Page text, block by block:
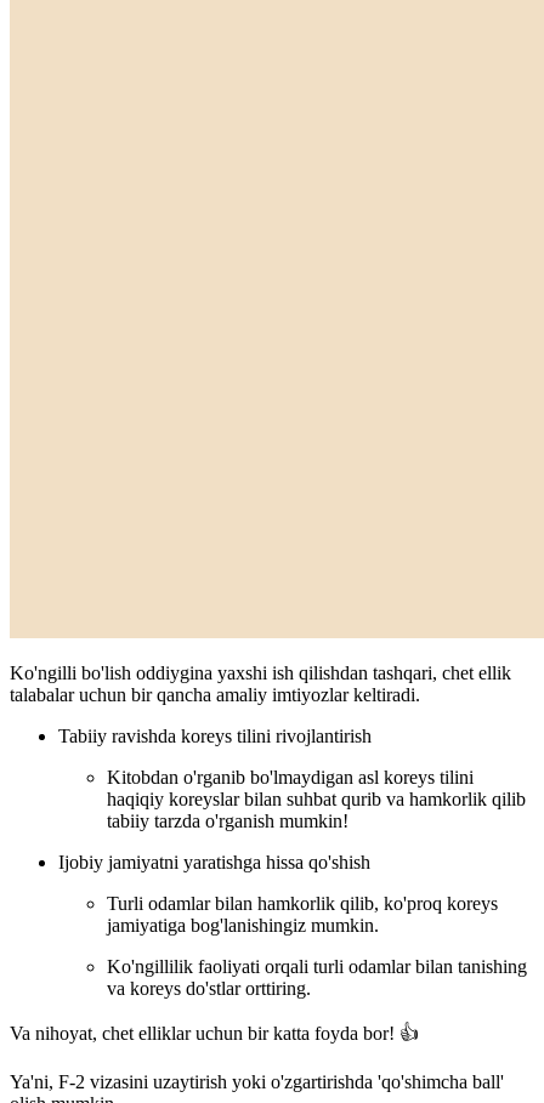
Ko'ngilli bo'lish oddiygina yaxshi ish qilishdan tashqari, chet ellik
talabalar uchun bir qancha amaliy imtiyozlar keltiradi.
Tabiiy ravishda koreys tilini rivojlantirish
Kitobdan o'rganib bo'lmaydigan asl koreys tilini
haqiqiy koreyslar bilan suhbat qurib va hamkorlik qilib
tabiiy tarzda o'rganish mumkin!
Ijobiy jamiyatni yaratishga hissa qo'shish
Turli odamlar bilan hamkorlik qilib, ko'proq koreys
jamiyatiga bog'lanishingiz mumkin.
Ko'ngillilik faoliyati orqali turli odamlar bilan tanishing
va koreys do'stlar orttiring.
Va nihoyat, chet elliklar uchun bir katta foyda bor! 👍
Ya'ni, F-2 vizasini uzaytirish yoki o'zgartirishda 'qo'shimcha ball'